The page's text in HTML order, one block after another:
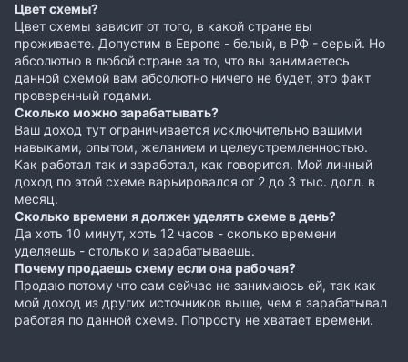
Цвет схемы?
Цвет схемы зависит от того, в какой стране вы
проживаете. Допустим в Европе - белый, в РФ - серый. Но
абсолютно в любой стране за то, что вы занимаетесь
данной схемой вам абсолютно ничего не будет, это факт
проверенный годами.
Сколько можно зарабатывать?
Ваш доход тут ограничивается исключительно вашими
навыками, опытом, желанием и целеустремленностью.
Как работал так и заработал, как говорится. Мой личный
доход по этой схеме варьировался от 2 до 3 тыс. долл. в
месяц.
Сколько времени я должен уделять схеме в день?
Да хоть 10 минут, хоть 12 часов - сколько времени
уделяешь - столько и зарабатываешь.
Почему продаешь схему если она рабочая?
Продаю потому что сам сейчас не занимаюсь ей, так как
мой доход из других источников выше, чем я зарабатывал
работая по данной схеме. Попросту не хватает времени.